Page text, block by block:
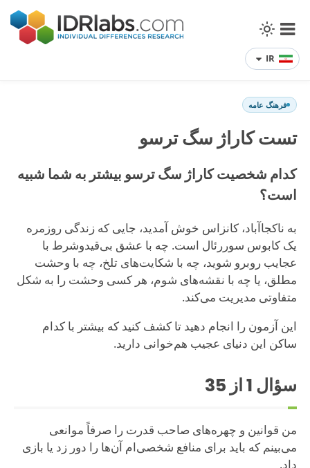
IR
فرهنگ عامه
تست کاراژ سگ ترسو
کدام شخصیت کاراژ سگ ترسو بیشتر به شما شبیه
است؟
به ناکجاآباد، کانزاس خوش آمدید، جایی که زندگی روزمره
یک کابوس سوررئال است. چه با عشق بی‌قیدوشرط با
عجایب روبرو شوید، چه با شکایت‌های تلخ، چه با وحشت
مطلق، یا چه با نقشه‌های شوم، هر کسی وحشت را به شکل
متفاوتی مدیریت می‌کند.
این آزمون را انجام دهید تا کشف کنید که بیشتر با کدام
ساکن این دنیای عجیب هم‌خوانی دارید.
سؤال 1از 35
من قوانین و چهره‌های صاحب قدرت را صرفاً موانعی
می‌بینم که باید برای منافع شخصی‌ام آن‌ها را دور زد یا بازی
داد.